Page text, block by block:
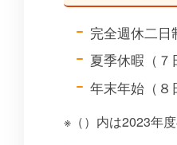
完全週休二日
夏季休暇（７
年末年始（８
※（）内は2023年度